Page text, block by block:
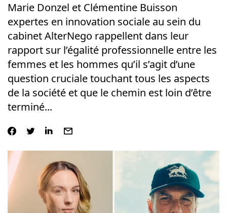
Marie Donzel et Clémentine Buisson
expertes en innovation sociale au sein du
cabinet AlterNego rappellent dans leur
rapport sur l’égalité professionnelle entre les
femmes et les hommes qu’il s’agit d’une
question cruciale touchant tous les aspects
de la société et que le chemin est loin d’être
terminé...